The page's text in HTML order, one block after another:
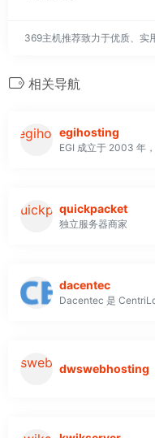
369主机推荐致力于优质、实
相关导航
egihosting
quickpacket
独立服务器商家
dacentec
dwswebhosting